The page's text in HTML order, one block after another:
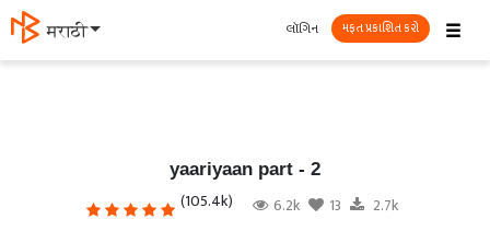
मराठी ☰
લૉગિન મફત પ્રકાશિત કરો
yaariyaan part - 2
(105.4k) 6.2k 13 2.7k